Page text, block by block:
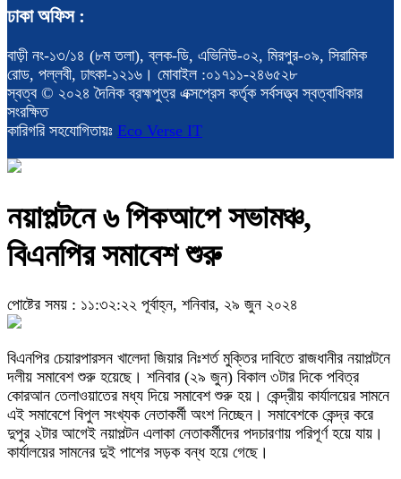
ঢাকা অফিস :
বাড়ী নং-১৩/১৪ (৮ম তলা), ব্লক-ডি, এভিনিউ-০২, মিরপুর-০৯, সিরামিক
রোড, পল্লবী, ঢাৎকা-১২১৬। মোবাইল :০১৭১১-২৪৬৫২৮
স্বত্ব © ২০২৪ দৈনিক ব্রহ্মপুত্র এক্সপ্রেস কর্তৃক সর্বসত্ত্ব স্বত্বাধিকার
সংরক্ষিত
কারিগরি সহযোগিতায়ঃ Eco Verse IT
নয়াপল্টনে ৬ পিকআপে সভামঞ্চ,
বিএনপির সমাবেশ শুরু
পোষ্টের সময় : ১১:৩২:২২ পূর্বাহ্ন, শনিবার, ২৯ জুন ২০২৪
বিএনপির চেয়ারপারসন খালেদা জিয়ার নিঃশর্ত মুক্তির দাবিতে রাজধানীর নয়াপল্টনে
দলীয় সমাবেশ শুরু হয়েছে। শনিবার (২৯ জুন) বিকাল ৩টার দিকে পবিত্র
কোরআন তেলাওয়াতের মধ্য দিয়ে সমাবেশ শুরু হয়। কেন্দ্রীয় কার্যালয়ের সামনে
এই সমাবেশে বিপুল সংখ্যক নেতাকর্মী অংশ নিচ্ছেন। সমাবেশকে কেন্দ্র করে
দুপুর ২টার আগেই নয়াপল্টন এলাকা নেতাকর্মীদের পদচারণায় পরিপূর্ণ হয়ে যায়‌।
কার্যালয়ের সামনের দুই পাশের সড়ক বন্ধ হয়ে গেছে।